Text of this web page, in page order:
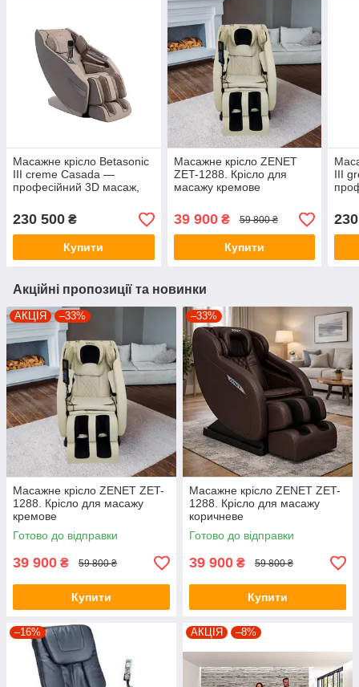
Масажне крісло Betasonic
III creme Casada —
професійний 3D масаж,
прогрівання, Bluetooth
230 500 ₴
Купити
Масажне крісло ZENET
ZET-1288. Крісло для
масажу кремове
39 900₴ 59 800 ₴
Купити
III
Акційні пропозиції та новинки
АКЦІЯ –33%
Масажне крісло ZENET ZET-
1288. Крісло для масажу
кремове
Готово до відправки
39 900 ₴ 59 800 ₴
Купити
–33%
Масажне крісло ZENET ZET-
1288. Крісло для масажу
коричневе
Готово до відправки
39 900 ₴ 59 800 ₴
Купити
–16% АКЦІЯ –8%